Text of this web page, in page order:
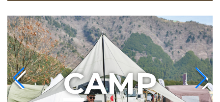
CAMP